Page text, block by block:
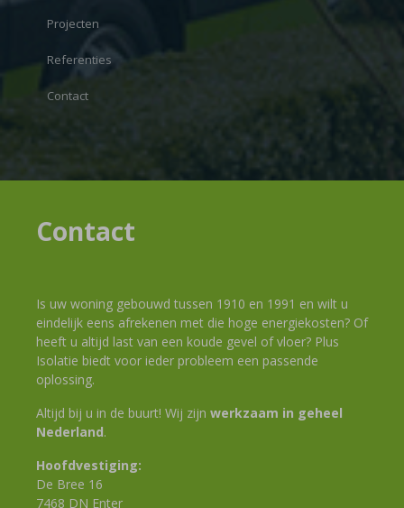
Projecten
Referenties
Contact
Contact
Is uw woning gebouwd tussen 1910 en 1991 en wilt u
eindelijk eens afrekenen met die hoge energiekosten? Of
heeft u altijd last van een koude gevel of vloer? Plus
Isolatie biedt voor ieder probleem een passende
oplossing.
Altijd bij u in de buurt! Wij zijn werkzaam in geheel
Nederland.
Hoofdvestiging:
De Bree 16
7468 DN Enter